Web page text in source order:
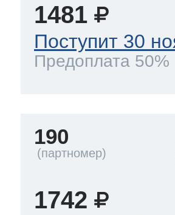
1481
Поступит 30
Предоплата 50%
190
1742